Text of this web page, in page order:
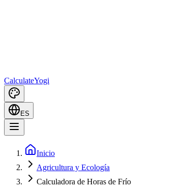
CalculateYogi
ES
Inicio
Agricultura y Ecología
Calculadora de Horas de Frío